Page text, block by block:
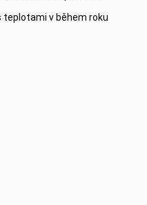
teplotami v během roku